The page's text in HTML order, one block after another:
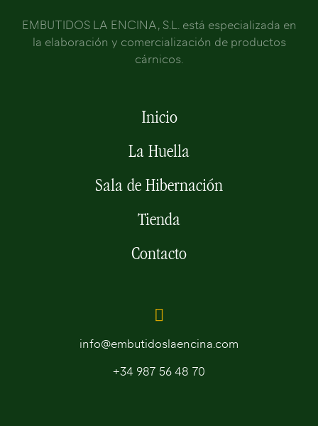
EMBUTIDOS LA ENCINA, S.L. está especializada en
la elaboración y comercialización de productos
cárnicos.
Inicio
La Huella
Sala de Hibernación
Tienda
Contacto
info@embutidoslaencina.com
+34 987 56 48 70